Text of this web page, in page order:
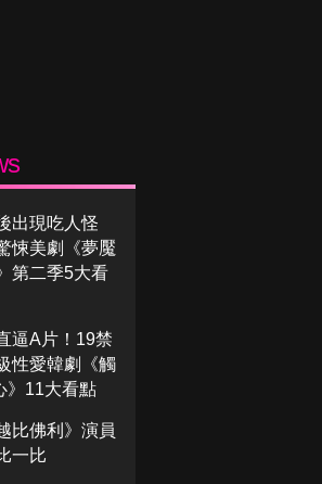
出現吃人怪
悚美劇《夢魘
第二季5大看
逼A片！19禁
性愛韓劇《觸
》11大看點
比佛利》演員
一比